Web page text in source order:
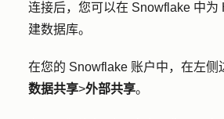
连接后，您可以在 Snowflake 中为
建数据库。
在您的 Snowflake 账户中，在左侧
数据共享>外部共享。